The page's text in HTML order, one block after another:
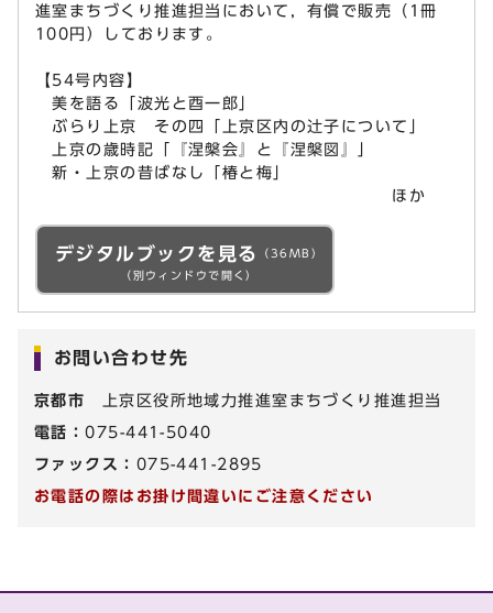
進室まちづくり推進担当において，有償で販売（1冊
100円）しております。
【54号内容】
美を語る「波光と酉一郎」
ぶらり上京 その四「上京区内の辻子について」
上京の歳時記「『涅槃会』と『涅槃図』」
新・上京の昔ばなし「椿と梅」
ほか
デジタルブックを見る
（36MB）
（別ウィンドウで開く）
お問い合わせ先
京都市 上京区役所地域力推進室まちづくり推進担当
電話：075-441-5040
ファックス： 075-441-2895
お電話の際はお掛け間違いにご注意ください